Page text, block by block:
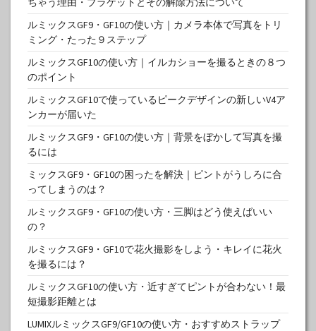
ルミックスGF9・GF10の使い方｜カメラ本体で写真をトリ
ミング・たった９ステップ
ルミックスGF10の使い方｜イルカショーを撮るときの８つ
のポイント
ルミックスGF10で使っているピークデザインの新しいV4ア
ンカーが届いた
ルミックスGF9・GF10の使い方｜背景をぼかして写真を撮
るには
ミックスGF9・GF10の困ったを解決｜ピントがうしろに合
ってしまうのは？
ルミックスGF9・GF10の使い方・三脚はどう使えばいい
の？
ルミックスGF9・GF10で花火撮影をしよう・キレイに花火
を撮るには？
ルミックスGF10の使い方・近すぎてピントが合わない！最
短撮影距離とは
LUMIXルミックスGF9/GF10の使い方・おすすめストラップ